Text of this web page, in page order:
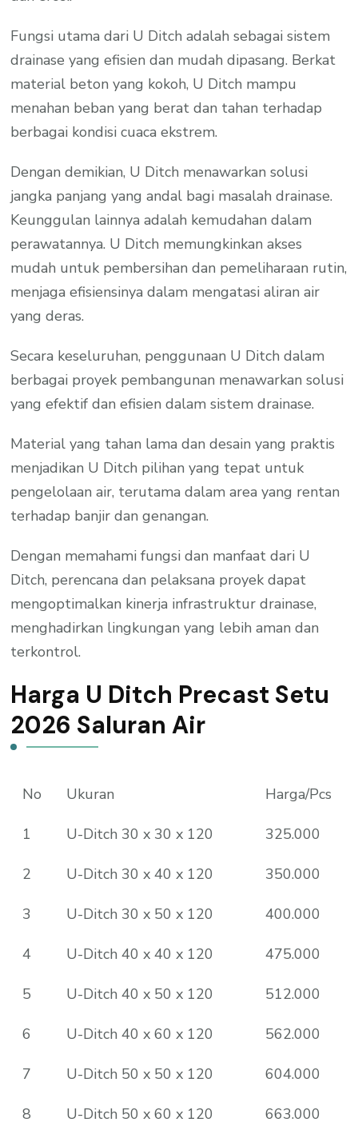
Fungsi utama dari U Ditch adalah sebagai sistem
drainase yang efisien dan mudah dipasang. Berkat
material beton yang kokoh, U Ditch mampu
menahan beban yang berat dan tahan terhadap
berbagai kondisi cuaca ekstrem.
Dengan demikian, U Ditch menawarkan solusi
jangka panjang yang andal bagi masalah drainase.
Keunggulan lainnya adalah kemudahan dalam
perawatannya. U Ditch memungkinkan akses
mudah untuk pembersihan dan pemeliharaan rutin,
menjaga efisiensinya dalam mengatasi aliran air
yang deras.
Secara keseluruhan, penggunaan U Ditch dalam
berbagai proyek pembangunan menawarkan solusi
yang efektif dan efisien dalam sistem drainase.
Material yang tahan lama dan desain yang praktis
menjadikan U Ditch pilihan yang tepat untuk
pengelolaan air, terutama dalam area yang rentan
terhadap banjir dan genangan.
Dengan memahami fungsi dan manfaat dari U
Ditch, perencana dan pelaksana proyek dapat
mengoptimalkan kinerja infrastruktur drainase,
menghadirkan lingkungan yang lebih aman dan
terkontrol.
Harga U Ditch Precast Setu
2026 Saluran Air
No Ukuran Harga/Pcs
1 U-Ditch 30 x 30 x 120 325.000
2 U-Ditch 30 x 40 x 120 350.000
3 U-Ditch 30 x 50 x 120 400.000
4 U-Ditch 40 x 40 x 120 475.000
5 U-Ditch 40 x 50 x 120 512.000
6 U-Ditch 40 x 60 x 120 562.000
7 U-Ditch 50 x 50 x 120 604.000
8 U-Ditch 50 x 60 x 120 663.000